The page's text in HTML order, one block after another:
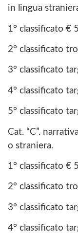
in lingua
1° classificato €
2° classificato
3° classificato
4° classificato
5° classificato
Cat. “C”.
o straniera.
1° classificato €
2° classificato
3° classificato
4° classificato